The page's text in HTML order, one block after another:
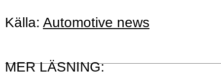
Källa: Automotive news